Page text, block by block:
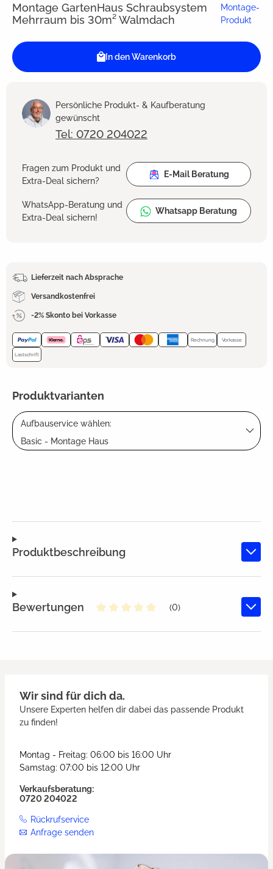
Montage GartenHaus Schraubsystem
Mehrraum bis 30m² Walmdach
Montage-
Produkt
In den Warenkorb
Persönliche Produkt- & Kaufberatung
gewünscht
Tel: 0720 204022
Fragen zum Produkt und
Extra-Deal sichern?
E-Mail Beratung
WhatsApp-Beratung und
Extra-Deal sichern!
Whatsapp Beratung
Lieferzeit nach Absprache
Versandkostenfrei
-2% Skonto bei Vorkasse
Rechnung Vorkasse
Lastschrift
Produktvarianten
Aufbauservice wählen:
Basic - Montage Haus
Produktbeschreibung
Bewertungen
(0)
Wir sind für dich da.
Unsere Experten helfen dir dabei das passende Produkt
zu finden!
Montag - Freitag: 06:00 bis 16:00 Uhr
Samstag: 07:00 bis 12:00 Uhr
Verkaufsberatung:
0720 204022
Rückrufservice
Anfrage senden